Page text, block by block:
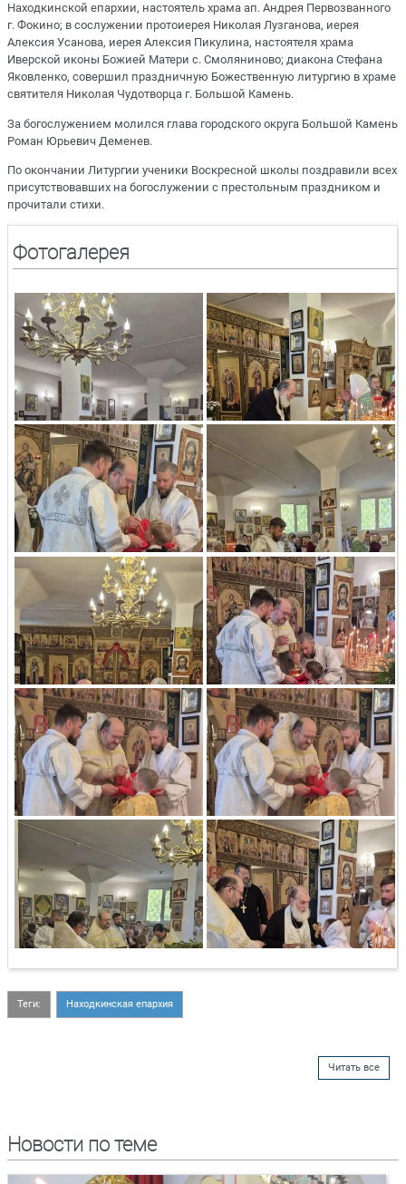
Находкинской епархии, настоятель храма ап. Андрея Первозванного
г. Фокино; в сослужении протоиерея Николая Лузганова, иерея
Алексия Усанова, иерея Алексия Пикулина, настоятеля храма
Иверской иконы Божией Матери с. Смоляниново; диакона Стефана
Яковленко, совершил праздничную Божественную литургию в храме
cвятителя Николая Чудотворца г. Большой Камень.
За богослужением молился глава городского округа Большой Камень
Роман Юрьевич Деменев.
По окончании Литургии ученики Воскресной школы поздравили всех
присутствовавших на богослужении с престольным праздником и
прочитали стихи.
Фотогалерея
Теги: Находкинская епархия
Читать все
Новости по теме